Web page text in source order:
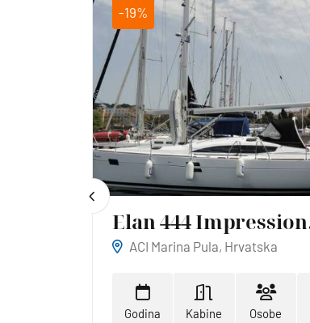
-19%
Elan 444 Impression
Reina
ACI Marina Pula, Hrvatska
Godina
Kabine
Osobe